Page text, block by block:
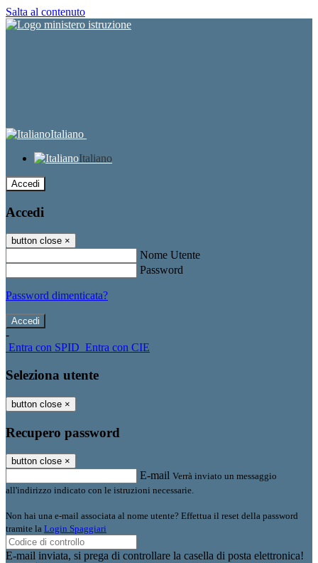
Salta al contenuto
Italiano
Italiano
Accedi
Accedi
button close ×
Nome Utente
Password
Password dimenticata?
-
Entra con SPID Entra con CIE
Seleziona utente
button close ×
Recupero password
button close ×
E-mail Verrà inviato un messaggio
all'indirizzo indicato con le istruzioni necessarie.
Non hai una e-mail associata al nome utente? Effettua il reset della password
tramite la Login Spaggiari
E-mail inviata, si prega di controllare la casella di posta elettronica!